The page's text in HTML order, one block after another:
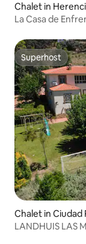
Chalet in
La Casa de
Superhost
Superhost
Chalet in Ciudad
LANDHUIS LAS